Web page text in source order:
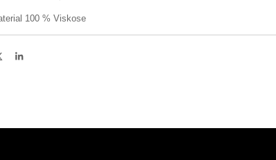
100 % Viskose
T